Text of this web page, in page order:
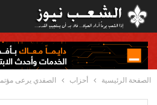
الصفحة الرئيسية أحزاب الصفدي يرعى